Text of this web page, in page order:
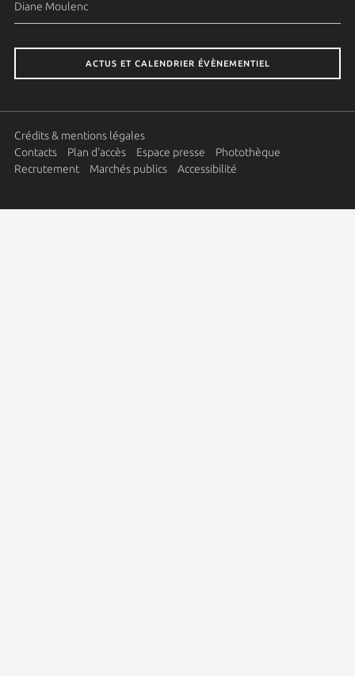
Diane Moulenc
ACTUS ET CALENDRIER ÉVÈNEMENTIEL
Crédits & mentions légales
Contacts
Plan d'accès Espace presse
Photothèque
Recrutement
Marchés publics Accessibilité